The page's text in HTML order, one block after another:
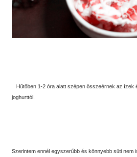
Hűtőben 1-2 óra alatt szépen összeérnek az ízek
joghurttól.
Szerintem ennél egyszerűbb és könnyebb süti nem